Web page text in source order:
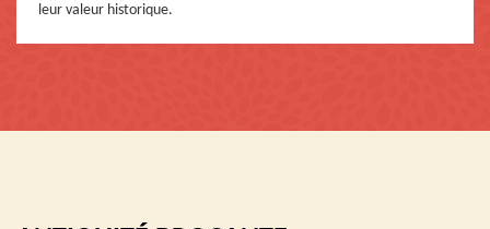
leur valeur historique.